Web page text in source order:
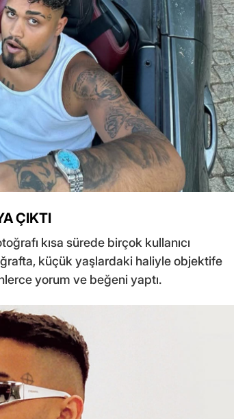
ÇIKTI
kısa sürede birçok kullanıcı
küçük yaşlardaki haliyle objektife
yorum ve beğeni yaptı.